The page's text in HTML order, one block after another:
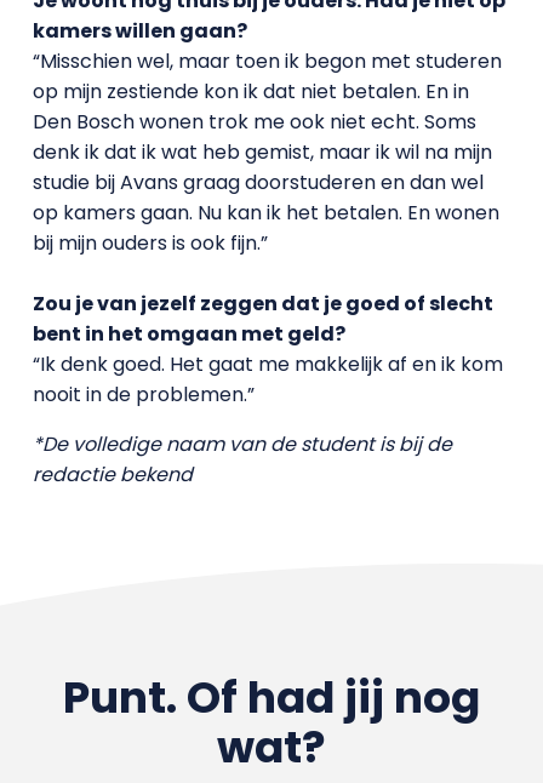
kamers willen gaan?
“Misschien wel, maar toen ik begon met studeren
op mijn zestiende kon ik dat niet betalen. En in
Den Bosch wonen trok me ook niet echt. Soms
denk ik dat ik wat heb gemist, maar ik wil na mijn
studie bij Avans graag doorstuderen en dan wel
op kamers gaan. Nu kan ik het betalen. En wonen
bij mijn ouders is ook fijn.”
Zou je van jezelf zeggen dat je goed of slecht
bent in het omgaan met geld?
“Ik denk goed. Het gaat me makkelijk af en ik kom
nooit in de problemen.”
*De volledige naam van de student is bij de
redactie bekend
Punt. Of had jij nog
wat?